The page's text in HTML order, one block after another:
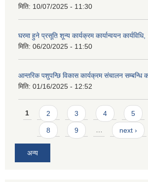
मिति: 10/07/2025 - 11:30
घरमा हुने प्रसूति शून्य कार्यक्रम कार्यान्वयन
मिति: 06/20/2025 - 11:50
आन्तरिक पशुपन्छि विकास कार्यक्रम संचालन सम्बन्धि
मिति: 01/16/2025 - 12:52
Pages
1 2 3 4 5
8 9 … next ›
अन्य